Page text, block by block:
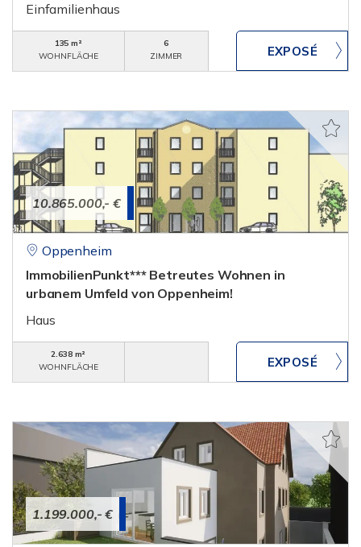
Einfamilienhaus
135 m²
WOHNFLÄCHE
6
ZIMMER
10.865.000,- €
Oppenheim
ImmobilienPunkt*** Betreutes Wohnen in
urbanem Umfeld von Oppenheim!
Haus
2.638 m²
WOHNFLÄCHE
1.199.000,- €